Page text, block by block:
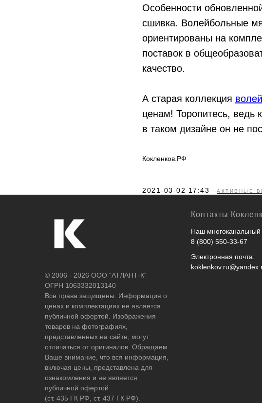
Особенности
сшивка. Волейбольные
ориентированы на
поставок в
качество.
А старая коллекция
ценам! Торопитесь, ведь
в таком дизайне он не
Кокленков.РФ
2021-03-02 17:43 АКТИВНЫЕ
© 2006 - 2026 ООО "АТЛАНТ-К"
ОГРН 1063332013140
Все права защищены. Информация о
ценах и комплектациях не является
публичной офертой. Изображения
товаров на фотографиях,
представленных на сайте, могут
отличаться от оригиналов. Обращаем
Ваше внимание, что вся информация,
включая цены, представлена для
ознакомления и не является
публичной офертой
(ст. 435 ГК РФ, ст. 437 ГК РФ).
Контакты
Наш
8 (800) 550-33-67
Электронная почта: